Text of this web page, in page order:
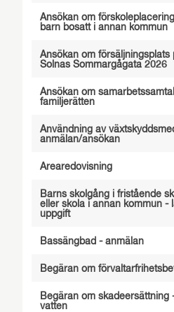
Ansökan om
barn bosatt i annan kommun
Ansökan om försäljningsplats
Solnas Sommargågata 2026
Ansökan om
familjerätten
Användning av
anmälan/ansökan
Arearedovisning
Barns skolgång i fristående
eller skola i annan kommun -
uppgift
Bassängbad - anmälan
Begäran om
Begäran om skadeersättning
vatten